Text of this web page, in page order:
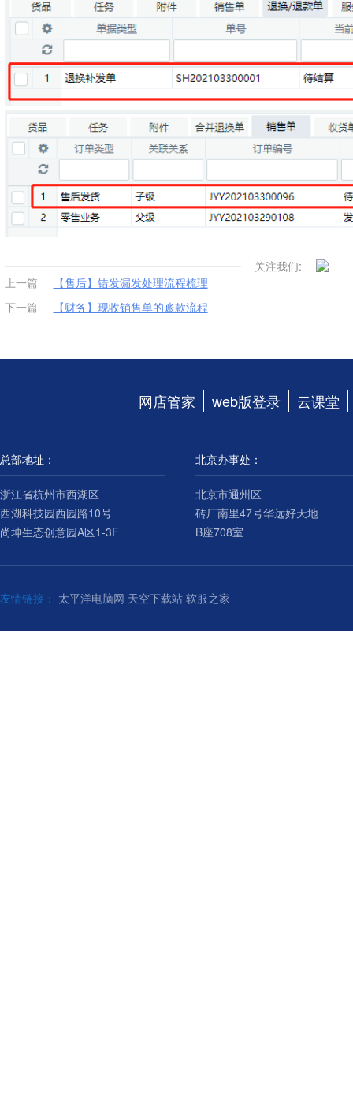
关注我们:
上一篇
【售后】错发漏发处理流程梳理
下一篇
【财务】现收销售单的账款流程
网店管家 web版登录 云课堂
总部地址：
浙江省杭州市西湖区
西湖科技园西园路10号
尚坤生态创意园A区1-3F
北京办事处：
北京市通州区
砖厂南里47号华远好天地
B座708室
友情链接： 太平洋电脑网 天空下载站 软服之家